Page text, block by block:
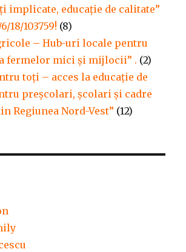
implicate, educație de calitate”
18/103759! (8)
– Hub-uri locale pentru
fermelor mici şi mijlocii” . (2)
toți – acces la educație de
preșcolari, școlari și cadre
Regiunea Nord-Vest” (12)